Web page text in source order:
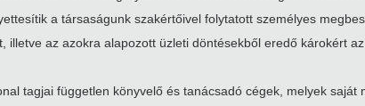
a társaságunk szakértőivel folytatott személyes
az azokra alapozott üzleti döntésekből eredő károkért
tagjai független könyvelő és tanácsadó cégek, melyek